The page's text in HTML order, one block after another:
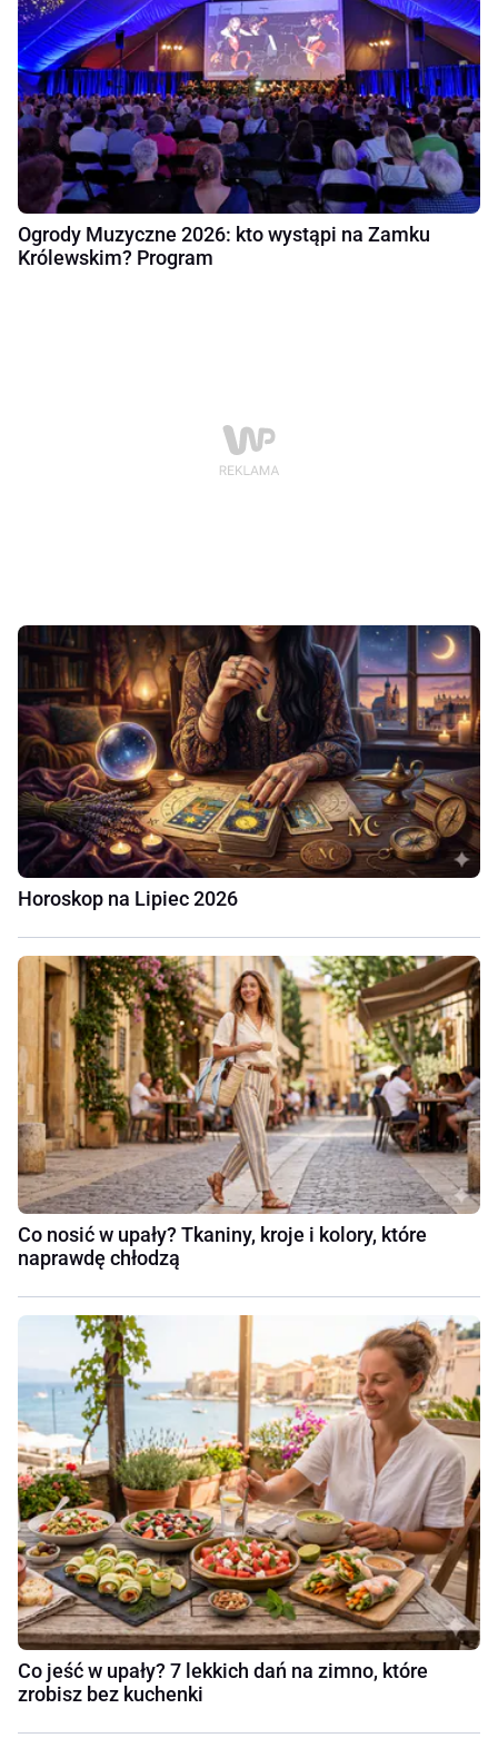
Ogrody Muzyczne 2026: kto wystąpi na Zamku
Królewskim? Program
Horoskop na Lipiec 2026
Co nosić w upały? Tkaniny, kroje i kolory, które
naprawdę chłodzą
Co jeść w upały? 7 lekkich dań na zimno, które
zrobisz bez kuchenki